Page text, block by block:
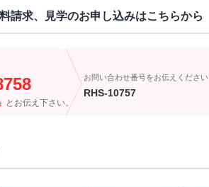
請求、見学のお申し込みはこちらから
とお伝え下さい。
お問い合わせ番号をお伝えください
RHS-10757